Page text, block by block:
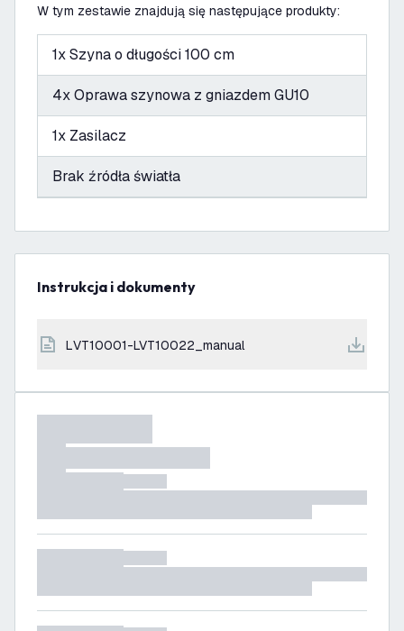
W tym zestawie znajdują się następujące produkty:
1x Szyna o długości 100 cm
4x Oprawa szynowa z gniazdem GU10
1x Zasilacz
Brak źródła światła
Instrukcja i dokumenty
LVT10001-LVT10022_manual